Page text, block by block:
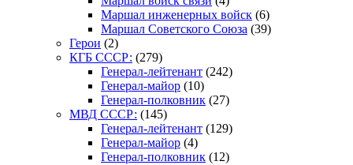
Маршал инженерных войск (6)
Маршал Советского Союза (39)
Герои (2)
КГБ СССР: (279)
Генерал-лейтенант (242)
Генерал-майор (10)
Генерал-полковник (27)
МВД СССР: (145)
Генерал-лейтенант (129)
Генерал-майор (4)
Генерал-полковник (12)